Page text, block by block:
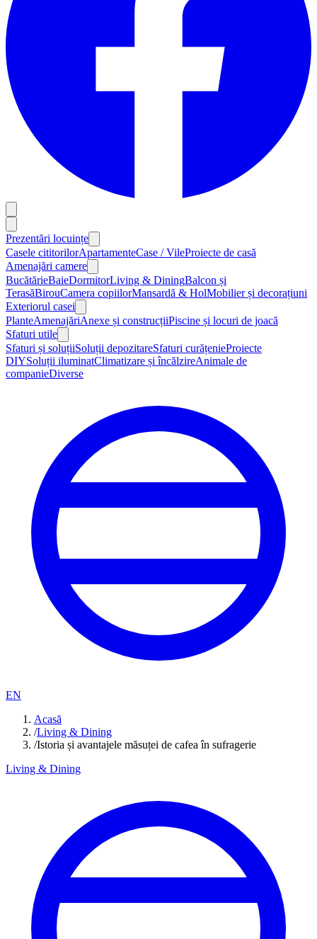
Prezentări locuințe
Casele cititorilorApartamenteCase / VileProiecte de casă
Amenajări camere
BucătărieBaieDormitorLiving & DiningBalcon și
TerasăBirouCamera copiilorMansardă & HolMobilier și decorațiuni
Exteriorul casei
PlanteAmenajăriAnexe și construcțiiPiscine și locuri de joacă
Sfaturi utile
Sfaturi și soluțiiSoluții depozitareSfaturi curățenieProiecte
DIYSoluții iluminatClimatizare și încălzireAnimale de
companieDiverse
EN
Acasă
/Living & Dining
/Istoria și avantajele măsuței de cafea în sufragerie
Living & Dining